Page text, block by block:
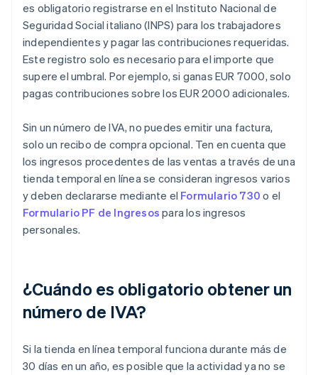
es obligatorio registrarse en el Instituto Nacional de
Seguridad Social italiano (INPS) para los trabajadores
independientes y pagar las contribuciones requeridas.
Este registro solo es necesario para el importe que
supere el umbral. Por ejemplo, si ganas EUR 7000, solo
pagas contribuciones sobre los EUR 2000 adicionales.
Sin un número de IVA, no puedes emitir una factura,
solo un recibo de compra opcional. Ten en cuenta que
los ingresos procedentes de las ventas a través de una
tienda temporal en línea se consideran ingresos varios
y deben declararse mediante el Formulario 730 o el
Formulario PF de Ingresos para los ingresos
personales.
¿Cuándo es obligatorio obtener un
número de IVA?
Si la tienda en línea temporal funciona durante más de
30 días en un año, es posible que la actividad ya no se